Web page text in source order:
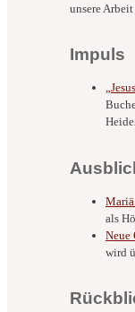
unsere
Impuls
als
Neue
wird